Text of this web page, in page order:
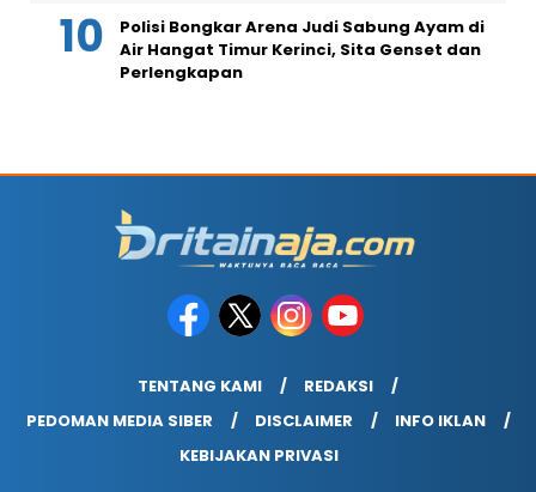
Polisi Bongkar Arena Judi Sabung Ayam di
Air Hangat Timur Kerinci, Sita Genset dan
Perlengkapan
TENTANG KAMI
REDAKSI
PEDOMAN MEDIA SIBER
DISCLAIMER
INFO IKLAN
KEBIJAKAN PRIVASI